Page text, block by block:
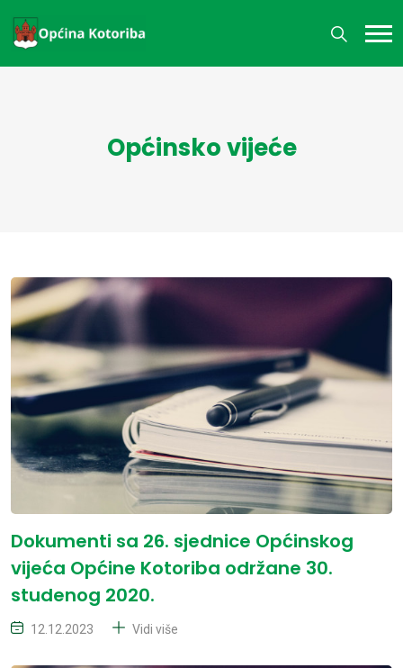
Općinsko vijeće
Dokumenti sa 26. sjednice Općinskog
vijeća Općine Kotoriba održane 30.
studenog 2020.
12.12.2023 Vidi više